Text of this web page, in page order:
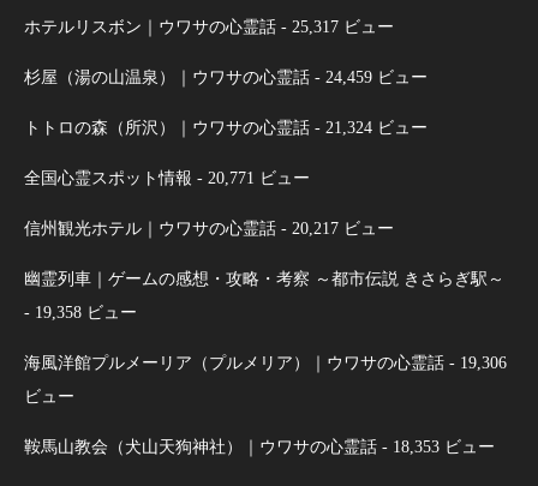
ホテルリスボン｜ウワサの心霊話 - 25,317 ビュー
杉屋（湯の山温泉）｜ウワサの心霊話 - 24,459 ビュー
トトロの森（所沢）｜ウワサの心霊話 - 21,324 ビュー
全国心霊スポット情報 - 20,771 ビュー
信州観光ホテル｜ウワサの心霊話 - 20,217 ビュー
幽霊列車｜ゲームの感想・攻略・考察 ～都市伝説 きさらぎ駅～
- 19,358 ビュー
海風洋館プルメーリア（プルメリア）｜ウワサの心霊話 - 19,306
ビュー
鞍馬山教会（犬山天狗神社）｜ウワサの心霊話 - 18,353 ビュー